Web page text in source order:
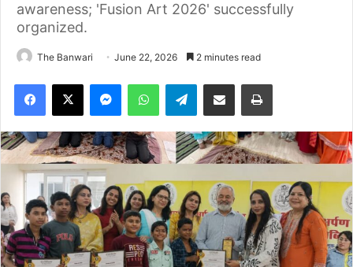
awareness; 'Fusion Art 2026' successfully
organized.
The Banwari June 22, 2026 2 minutes read
Facebook
X MessengerWhatsAppTelegramShare via Email Print